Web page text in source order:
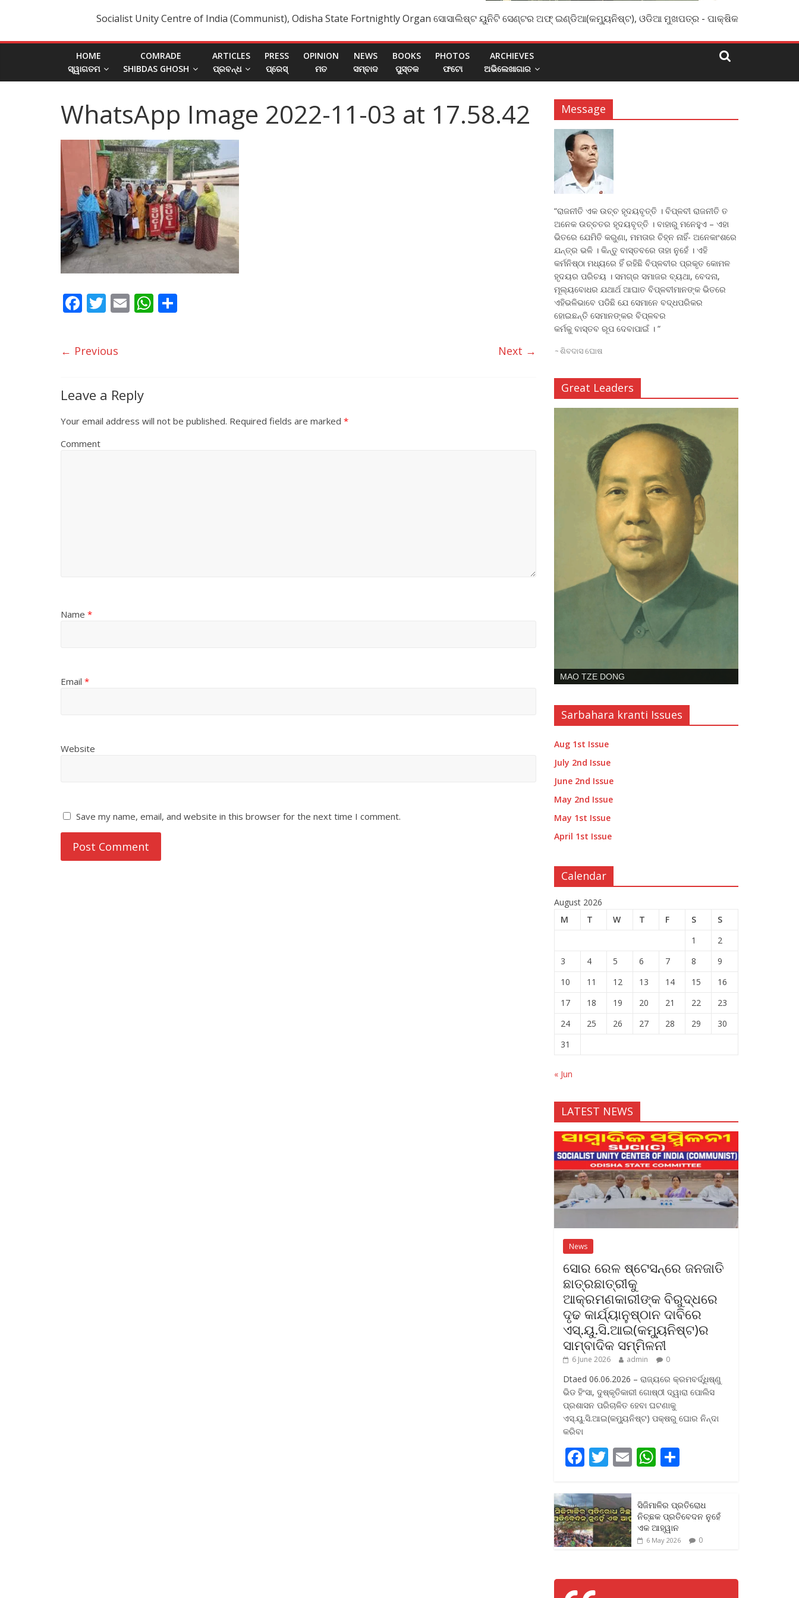
Socialist Unity Centre of India (Communist), Odisha State Fortnightly Organ ସୋସାଲିଷ୍ଟ ୟୁନିଟି ସେଣ୍ଟର ଅଫ୍ ଇଣ୍ଡିଆ(କମ୍ୟୁନିଷ୍ଟ), ଓଡିଆ ମୁଖପତ୍ର - ପାକ୍ଷିକ
HOME
ସ୍ୱାଗତମ
COMRADE
SHIBDAS GHOSH
ARTICLES
ପ୍ରବନ୍ଧ
PRESS
ପ୍ରେସ୍
OPINION
ମତ
NEWS
ସମ୍ବାଦ
BOOKS
ପୁସ୍ତକ
PHOTOS
ଫଟୋ
ARCHIEVES
ଅଭିଲେଖାଗାର
WhatsApp Image 2022-11-03 at 17.58.42
F
b
o
k
T
er
E W
p
← Previous Next →
Leave a Reply
Your email address will not be published. Required fields are marked *
Comment
Name *
Email *
Website
Save my name, email, and website in this browser for the next time I comment.
Message
“ରାଜନୀତି ଏକ ଉଚ୍ଚ ହୃଦୟବୃତ୍ତି । ବିପ୍ଳବୀ ରାଜନୀତି ତ
ଅନେକ ଉଚ୍ଚତର ହୃଦୟବୃତ୍ତି । ବାହାରୁ ମନେହୁଏ – ଏହା
ଭିତରେ ଯେମିତି କରୁଣା, ମମତାର ଚିହ୍ନ ନାହିଁ- ଅନେକାଂଶରେ
ଯନ୍ତ୍ର ଭଳି । କିନ୍ତୁ ବାସ୍ତବରେ ତାହା ନୁହେଁ । ଏହି
କର୍ମନିଷ୍ଠା ମଧ୍ୟରେ ହିଁ ରହିଛି ବିପ୍ଳବୀର ପ୍ରକୃତ କୋମଳ
ହୃଦୟର ପରିଚୟ । ସମଗ୍ର ସମାଜର ବ୍ୟଥା, ବେଦନା,
ମୂଲ୍ୟବୋଧର ଯଥାର୍ଥ ଆଘାତ ବିପ୍ଳବୀମାନଙ୍କ ଭିତରେ
ଏହିଭଳିଭାବେ ପଡିଛି ଯେ ସେମାନେ ବଦ୍ଧପରିକର
ହୋଇଛନ୍ତି ସେମାନଙ୍କର ବିପ୍ଳବର
କର୍ମକୁ ବାସ୍ତବ ରୂପ ଦେବାପାଇଁ । “
~ଶିବଦାସ ଘୋଷ
Great Leaders
SHIBDAS GHOSH
Sarbahara kranti Issues
Aug 1st Issue
July 2nd Issue
June 2nd Issue
May 2nd Issue
May 1st Issue
April 1st Issue
Calendar
August 2026
M
T W T F S
S
1
2
3
4 5 6 7 8
9
10
11 12 13 14 15
16
17
18 19 20 21 22
23
24
25 26 27 28 29
30
31
« Jun
LATEST NEWS
News
ସୋର ରେଳ ଷ୍ଟେସନ୍‌ରେ ଜନଜାତି
ଛାତ୍ରଛାତ୍ରୀକୁ
ଆକ୍ରମଣକାରୀଙ୍କ ବିରୁଦ୍ଧରେ
ଦୃଢ କାର୍ଯ୍ୟାନୁଷ୍ଠାନ ଦାବିରେ
ଏସ୍‌.ୟୁ.ସି.ଆଇ(କମ୍ୟୁନିଷ୍ଟ)ର
ସାମ୍ବାଦିକ ସମ୍ମିଳନୀ
6 June 2026 admin 0
Dtaed 06.06.2026 – ରାଜ୍ୟରେ କ୍ରମବର୍ଦ୍ଧିଷ୍ଣୁ
ଭିଡ ହିଂସା, ଦୁଷ୍କୃତିକାରୀ ଗୋଷ୍ଠୀ ଦ୍ୱାରା ପୋଲିସ
ପ୍ରଶାସନ ପରିଚାଳିତ ହେବା ଘଟଣାକୁ
ଏସ୍‌.ୟୁ.ସି.ଆଇ(କମ୍ୟୁନିଷ୍ଟ) ପକ୍ଷରୁ ଘୋର ନିନ୍ଦା
କରିବା
F
e
b
o
o
T
itt
er
E
ai
W
at
s
A
p
ar
e
ସିଜିମାଳିର ପ୍ରତିରୋଧ
ନିଚ୍ଛକ ପ୍ରତିବେଦନ ନୁହେଁ
ଏକ ଆହ୍ୱାନ
6 May 2026 0